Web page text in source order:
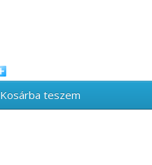
Kosárba teszem